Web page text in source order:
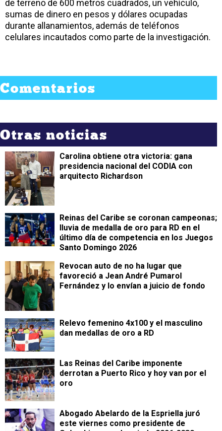
de terreno de 600 metros cuadrados, un vehículo,
sumas de dinero en pesos y dólares ocupadas
durante allanamientos, además de teléfonos
celulares incautados como parte de la investigación.
Comentarios
Otras noticias
Carolina obtiene otra victoria: gana
presidencia nacional del CODIA con
arquitecto Richardson
Reinas del Caribe se coronan campeonas;
lluvia de medalla de oro para RD en el
último día de competencia en los Juegos
Santo Domingo 2026
Revocan auto de no ha lugar que
favoreció a Jean André Pumarol
Fernández y lo envían a juicio de fondo
Relevo femenino 4x100 y el masculino
dan medallas de oro a RD
Las Reinas del Caribe imponente
derrotan a Puerto Rico y hoy van por el
oro
Abogado Abelardo de la Espriella juró
este viernes como presidente de